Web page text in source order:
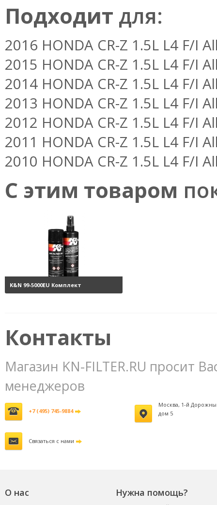
Подходит для:
2016 HONDA CR-Z 1.5L L4 F/I
2015 HONDA CR-Z 1.5L L4 F/I
2014 HONDA CR-Z 1.5L L4 F/I
2013 HONDA CR-Z 1.5L L4 F/I
2012 HONDA CR-Z 1.5L L4 F/I
2011 HONDA CR-Z 1.5L L4 F/I
2010 HONDA CR-Z 1.5L L4 F/I
С этим товаром
K&N 99-5000EU Комплект
Контакты
Магазин KN-FILTER.RU просит
менеджеров
+7 (495) 745-9884
Москва, 1-й
дом 5
Связаться с нами
О нас Нужна помощь?